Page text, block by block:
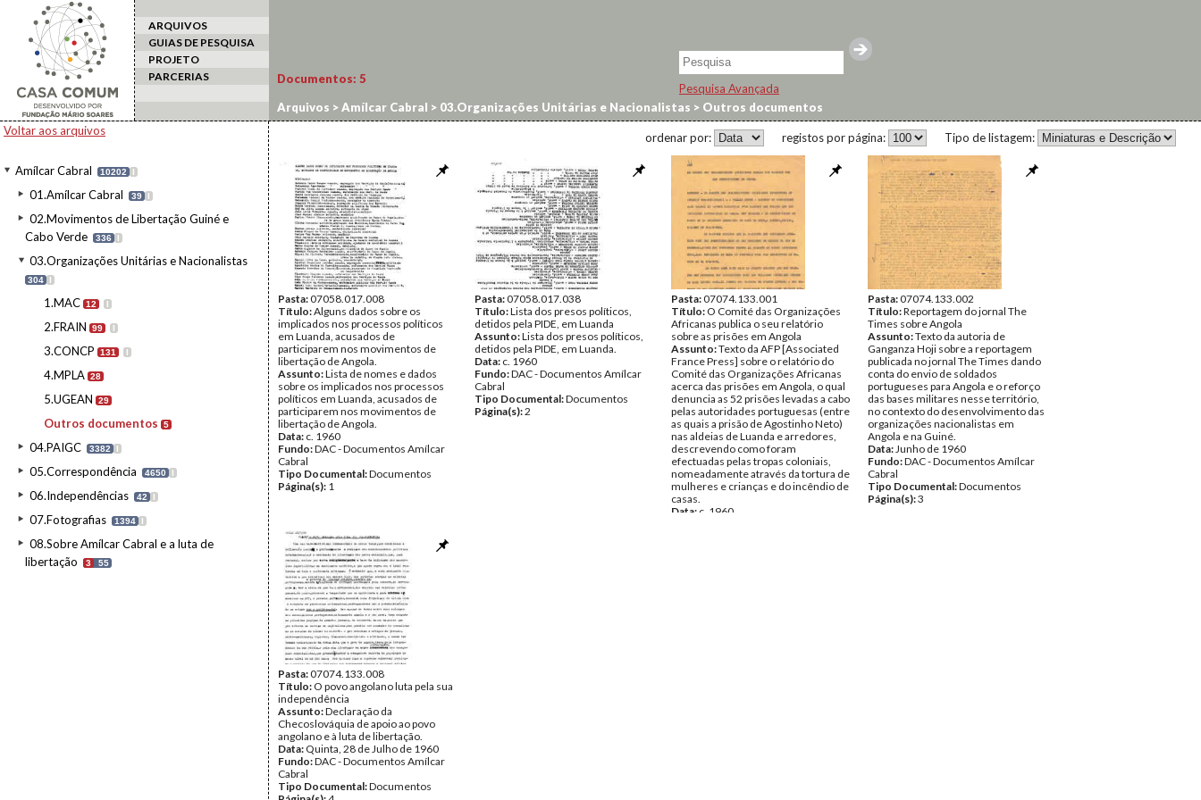
ARQUIVOS
GUIAS DE PESQUISA
PROJETO
PARCERIAS
Pesquisa Avançada
Voltar aos arquivos
Amílcar Cabral 10202 I
01.Amílcar Cabral 39 I
02.Movimentos de Libertação Guiné e
Cabo Verde
336 I
03.Organizações Unitárias e Nacionalistas
304 I
1.MAC 12 I
2.FRAIN 99 I
3.CONCP 131 I
4.MPLA 28
5.UGEAN 29
Outros documentos 5
04.PAIGC 3382 I
05.Correspondência 4650 I
06.Independências 42 I
07.Fotografias 1394 I
08.Sobre Amílcar Cabral e a luta de
libertação
3 55
Documentos: 5
Arquivos >Amílcar Cabral > 03.Organizações Unitárias e Nacionalistas > Outros documentos
Tipo de listagem:
registos por página:
ordenar por:
Pasta:07058.017.008
Título:Alguns dados sobre os
implicados nos processos políticos
em Luanda, acusados de
participarem nos movimentos de
libertação de Angola.
Assunto:Lista de nomes e dados
sobre os implicados nos processos
políticos em Luanda, acusados de
participarem nos movimentos de
libertação de Angola.
Data: c. 1960
Fundo:DAC - Documentos Amílcar
Cabral
Tipo Documental:Documentos
Página(s): 1
Pasta:07058.017.038
Título:Lista dos presos políticos,
detidos pela PIDE, em Luanda
Assunto:Lista dos presos políticos,
detidos pela PIDE, em Luanda.
Data: c. 1960
Fundo:DAC - Documentos Amílcar
Cabral
Tipo Documental:Documentos
Página(s):2
Pasta:07074.133.001
Título: O Comité das Organizações
Africanas publica o seu relatório
sobre as prisões em Angola
Assunto:Texto da AFP [Associated
France Press] sobre o relatório do
Comité das Organizações Africanas
acerca das prisões em Angola, o qual
denuncia as 52 prisões levadas a cabo
pelas autoridades portuguesas (entre
as quais a prisão de Agostinho Neto)
nas aldeias de Luanda e arredores,
descrevendo como foram
efectuadas pelas tropas coloniais,
nomeadamente através da tortura de
mulheres e crianças e do incêndio de
casas.
Data: c. 1960
Pasta:07074.133.002
Título:Reportagem do jornal The
Times sobre Angola
Assunto:Texto da autoria de
Ganganza Hoji sobre a reportagem
publicada no jornal The Times dando
conta do envio de soldados
portugueses para Angola e o reforço
das bases militares nesse território,
no contexto do desenvolvimento das
organizações nacionalistas em
Angola e na Guiné.
Data:Junho de 1960
Fundo:DAC - Documentos Amílcar
Cabral
Tipo Documental:Documentos
Página(s):3
Pasta:07074.133.008
Título: O povo angolano luta pela sua
independência
Assunto:Declaração da
Checoslováquia de apoio ao povo
angolano e à luta de libertação.
Data: Quinta, 28 de Julho de 1960
Fundo:DAC - Documentos Amílcar
Cabral
Tipo Documental:Documentos